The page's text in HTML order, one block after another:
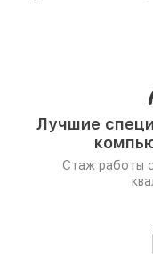
Лучшие
Стаж работы